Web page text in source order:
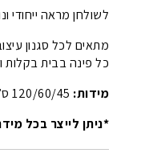
לשולחן מראה ייחודי
מתאים לכל סגנון
כל פינה בבית בקלות
מידות: 120/60/45 ס”מ
*ניתן לייצר בכל